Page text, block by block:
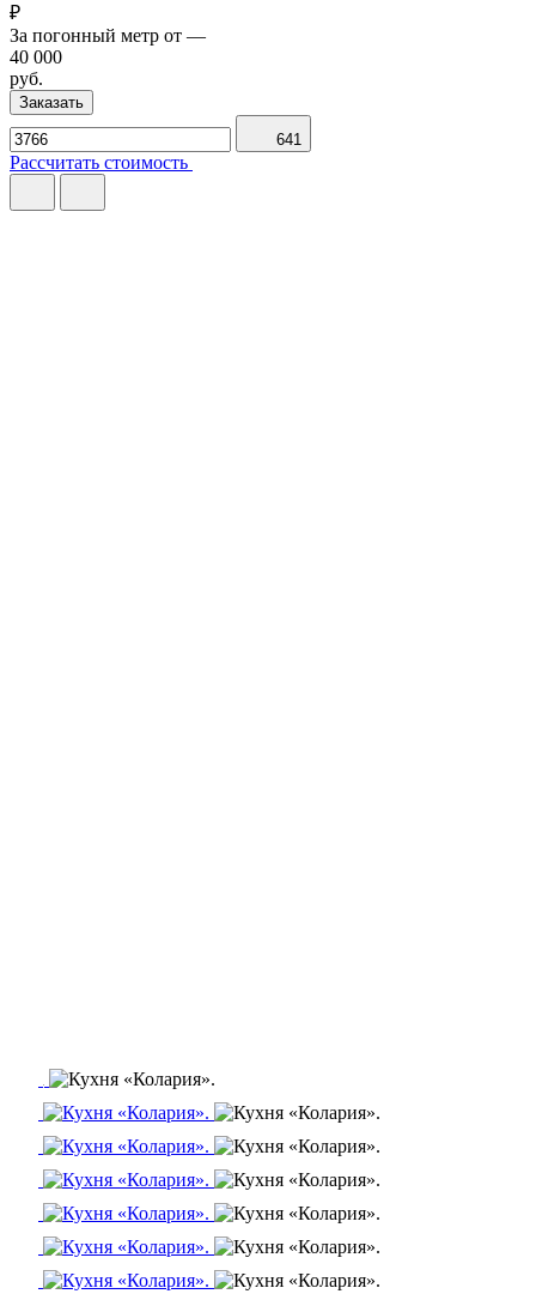
₽
За погонный метр от —
40 000
руб.
Заказать
641
Рассчитать стоимость